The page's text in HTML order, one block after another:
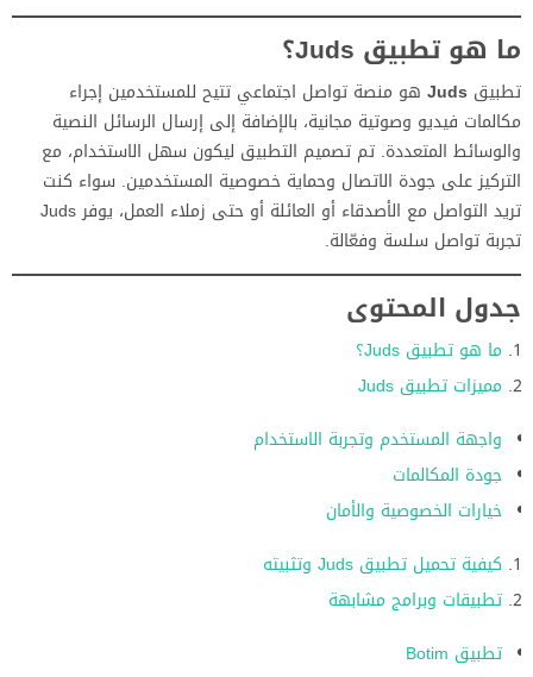
ما هو تطبيق Juds؟
تطبيق Juds هو منصة تواصل اجتماعي تتيح للمستخدمين إجراء
مكالمات فيديو وصوتية مجانية، بالإضافة إلى إرسال الرسائل النصية
والوسائط المتعددة. تم تصميم التطبيق ليكون سهل الاستخدام، مع
التركيز على جودة الاتصال وحماية خصوصية المستخدمين. سواء كنت
تريد التواصل مع الأصدقاء أو العائلة أو حتى زملاء العمل، يوفر Juds
تجربة تواصل سلسة وفعّالة.
جدول المحتوى
ما هو تطبيق Juds؟
مميزات تطبيق Juds
واجهة المستخدم وتجربة الاستخدام
جودة المكالمات
خيارات الخصوصية والأمان
كيفية تحميل تطبيق Juds وتثبيته
تطبيقات وبرامج مشابهة
تطبيق Botim